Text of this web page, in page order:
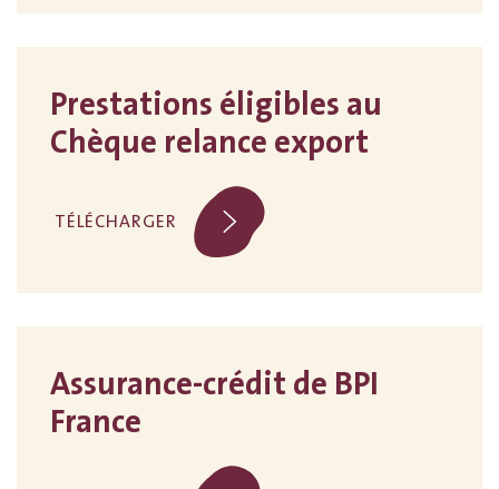
Prestations éligibles au
Chèque relance export
TÉLÉCHARGER
Assurance-crédit de BPI
France